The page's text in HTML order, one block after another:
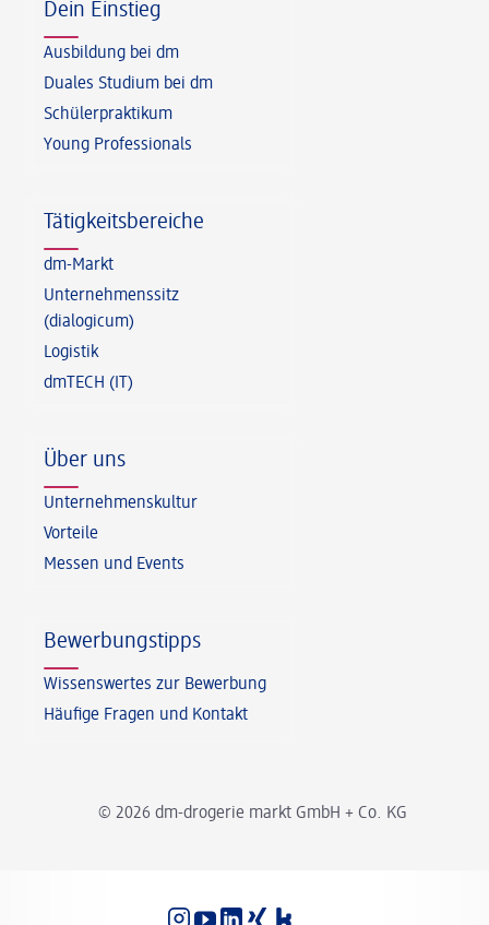
© 2026 dm-drogerie markt GmbH + Co. KG
Dein Einstieg
Ausbildung bei dm
Duales Studium bei dm
Schülerpraktikum
Young Professionals
Tätigkeitsbereiche
dm-Markt
Unternehmenssitz
(dialogicum)
Logistik
dmTECH (IT)
Über uns
Unternehmenskultur
Vorteile
Messen und Events
Bewerbungstipps
Wissenswertes zur Bewerbung
Häufige Fragen und Kontakt